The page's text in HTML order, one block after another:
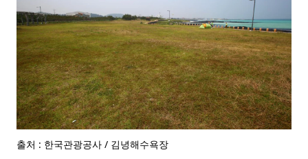
출처 : 한국관광공사 / 김녕해수욕장